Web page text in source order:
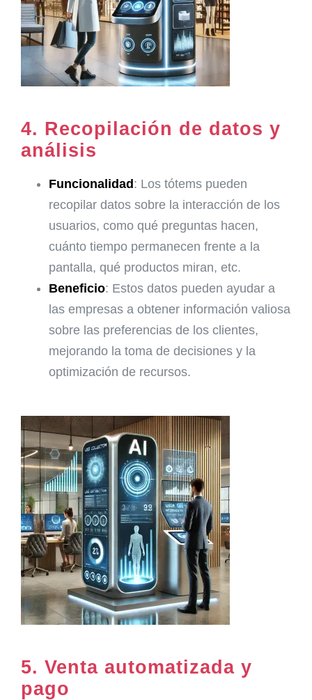
4. Recopilación de datos y
análisis
Funcionalidad: Los tótems pueden
recopilar datos sobre la interacción de los
usuarios, como qué preguntas hacen,
cuánto tiempo permanecen frente a la
pantalla, qué productos miran, etc.
Beneficio: Estos datos pueden ayudar a
las empresas a obtener información valiosa
sobre las preferencias de los clientes,
mejorando la toma de decisiones y la
optimización de recursos.
5. Venta automatizada y
pago